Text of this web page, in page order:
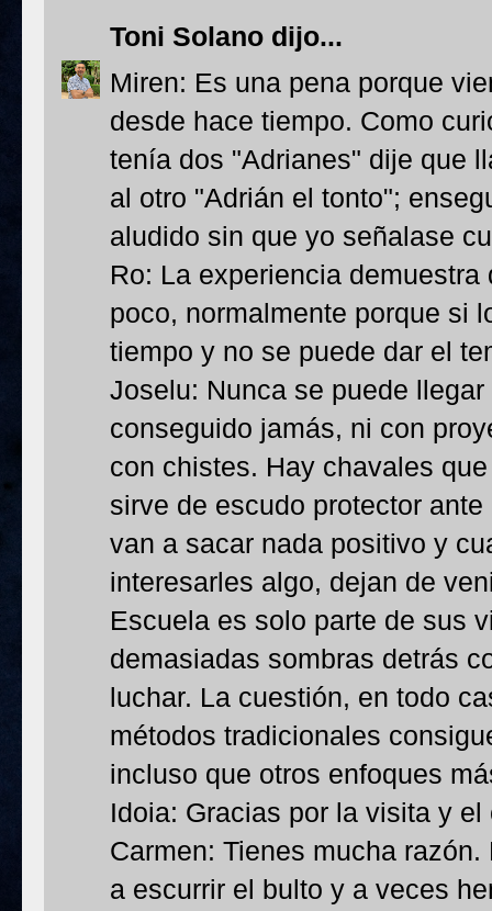
Toni Solano dijo...
Miren: Es una pena porque
desde hace tiempo. Como
tenía dos "Adrianes" dije que
al otro "Adrián el tonto";
aludido sin que yo señalase
Ro: La experiencia
poco, normalmente porque si
tiempo y no se puede dar el
Joselu: Nunca se puede
conseguido jamás, ni con
con chistes. Hay chavales
sirve de escudo protector
van a sacar nada positivo y
interesarles algo, dejan de
Escuela es solo parte de sus
demasiadas sombras detrás
luchar. La cuestión, en todo
métodos tradicionales
incluso que otros enfoques
Idoia: Gracias por la visita y el
Carmen: Tienes mucha
a escurrir el bulto y a veces